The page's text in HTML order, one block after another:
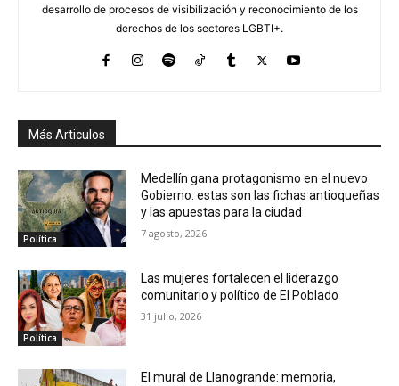
desarrollo de procesos de visibilización y reconocimiento de los
derechos de los sectores LGBTI+.
Más Articulos
Política
Medellín gana protagonismo en el nuevo
Gobierno: estas son las fichas antioqueñas
y las apuestas para la ciudad
7 agosto, 2026
Política
Las mujeres fortalecen el liderazgo
comunitario y político de El Poblado
31 julio, 2026
El mural de Llanogrande: memoria,